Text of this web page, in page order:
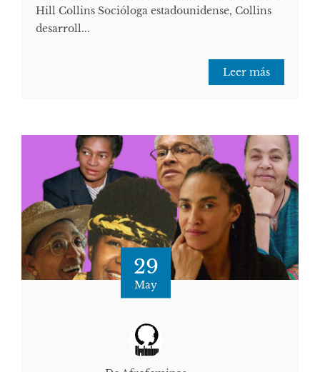
Hill Collins Socióloga estadounidense, Collins
desarroll...
Leer más
29
May